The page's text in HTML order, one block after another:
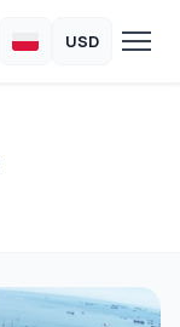
USD